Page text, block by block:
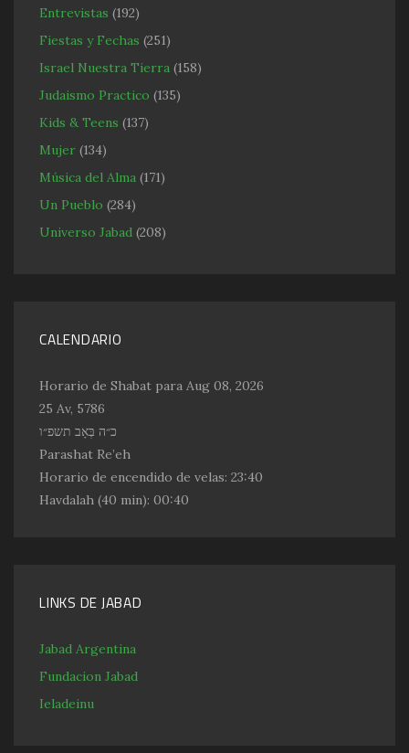
Entrevistas (192)
Fiestas y Fechas (251)
Israel Nuestra Tierra (158)
Judaismo Practico (135)
Kids & Teens (137)
Mujer (134)
Música del Alma (171)
Un Pueblo (284)
Universo Jabad (208)
CALENDARIO
Horario de Shabat para Aug 08, 2026
25 Av, 5786
כ״ה בְּאָב תשפ״ו
Parashat Re’eh
Horario de encendido de velas: 23:40
Havdalah (40 min): 00:40
LINKS DE JABAD
Jabad Argentina
Fundacion Jabad
Ieladeinu